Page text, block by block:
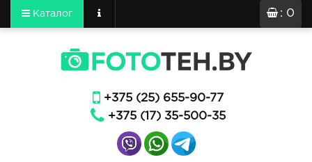
: 0
Каталог
+375 (25) 655-90-77
+375 (17) 35-500-35